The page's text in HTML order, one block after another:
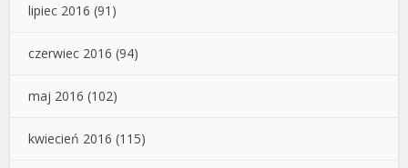
lipiec 2016 (91)
czerwiec 2016 (94)
maj 2016 (102)
kwiecień 2016 (115)